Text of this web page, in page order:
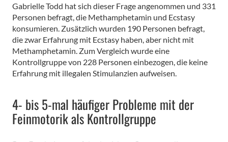
Gabrielle Todd hat sich dieser Frage angenommen und 331
Personen befragt, die Methamphetamin und Ecstasy
konsumieren. Zusätzlich wurden 190 Personen befragt,
die zwar Erfahrung mit Ecstasy haben, aber nicht mit
Methamphetamin. Zum Vergleich wurde eine
Kontrollgruppe von 228 Personen einbezogen, die keine
Erfahrung mit illegalen Stimulanzien aufweisen.
4- bis 5-mal häufiger Probleme mit der
Feinmotorik als Kontrollgruppe